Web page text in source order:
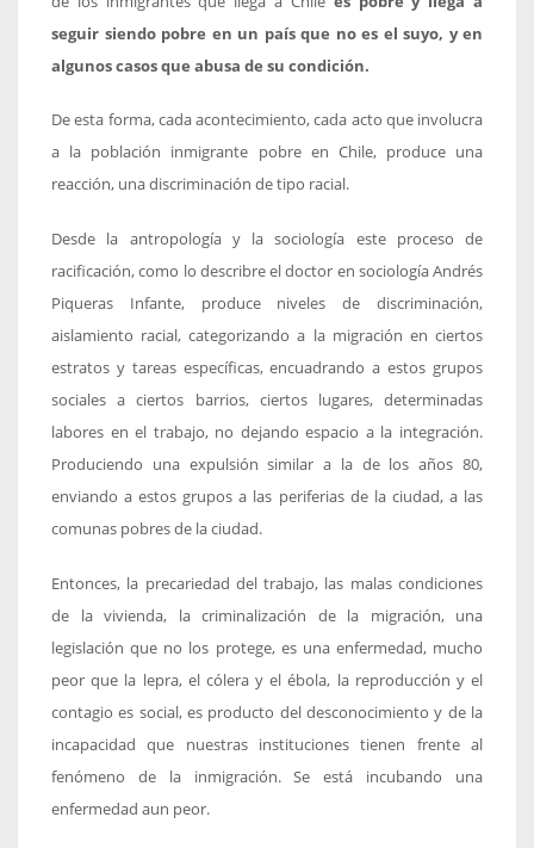
seguir siendo pobre en un país que no es el suyo, y en
algunos casos que abusa de su condición.
De esta forma, cada acontecimiento, cada acto que involucra
a la población inmigrante pobre en Chile, produce una
reacción, una discriminación de tipo racial.
Desde la antropología y la sociología este proceso de
racificación, como lo describre el doctor en sociología Andrés
Piqueras Infante, produce niveles de discriminación,
aislamiento racial, categorizando a la migración en ciertos
estratos y tareas específicas, encuadrando a estos grupos
sociales a ciertos barrios, ciertos lugares, determinadas
labores en el trabajo, no dejando espacio a la integración.
Produciendo una expulsión similar a la de los años 80,
enviando a estos grupos a las periferias de la ciudad, a las
comunas pobres de la ciudad.
Entonces, la precariedad del trabajo, las malas condiciones
de la vivienda, la criminalización de la migración, una
legislación que no los protege, es una enfermedad, mucho
peor que la lepra, el cólera y el ébola, la reproducción y el
contagio es social, es producto del desconocimiento y de la
incapacidad que nuestras instituciones tienen frente al
fenómeno de la inmigración. Se está incubando una
enfermedad aun peor.